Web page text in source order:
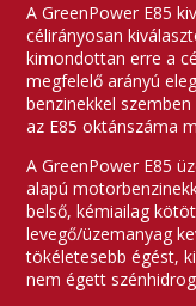
A GreenPower E85
célirányosan
kimondottan erre a
megfelelő arányú
benzinekkel
az E85 oktánszáma
A GreenPower E85
alapú
belső, kémiailag
levegő/üzemanyag
tökéletesebb égést,
nem égett